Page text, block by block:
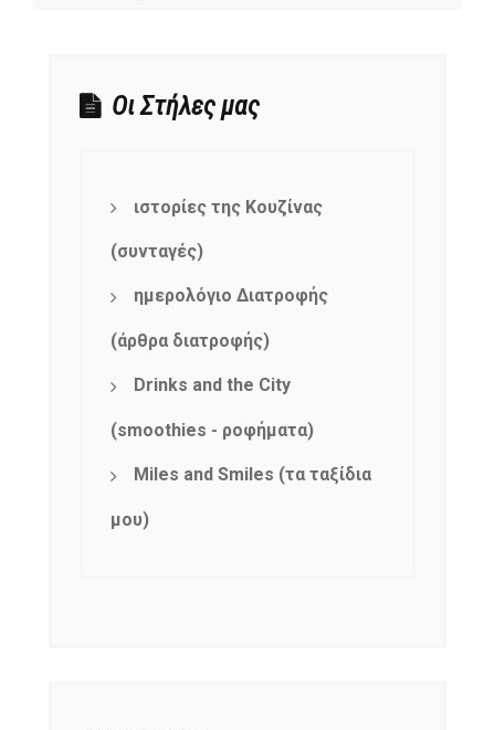
Οι Στήλες μας
ιστορίες της Κουζίνας
(συνταγές)
ημερολόγιο Διατροφής
(άρθρα διατροφής)
Drinks and the City
(smoothies - ροφήματα)
Miles and Smiles (τα ταξίδια
μου)